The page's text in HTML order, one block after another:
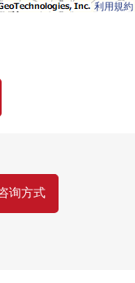
利用規約
询方式